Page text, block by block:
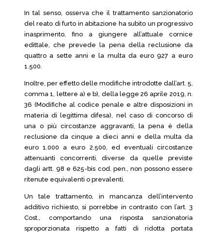
In tal senso, osserva che il trattamento sanzionatorio
del reato di furto in abitazione ha subito un progressivo
inasprimento, fino a giungere all’attuale cornice
edittale, che prevede la pena della reclusione da
quattro a sette anni e la multa da euro 927 a euro
1.500.
Inoltre, per effetto delle modifiche introdotte dall’art. 5,
comma 1, lettere a) e b), della legge 26 aprile 2019, n.
36 (Modifiche al codice penale e altre disposizioni in
materia di legittima difesa), nel caso di concorso di
una o più circostanze aggravanti, la pena è della
reclusione da cinque a dieci anni e della multa da
euro 1.000 a euro 2.500, ed eventuali circostanze
attenuanti concorrenti, diverse da quelle previste
dagli artt. 98 e 625-bis cod. pen., non possono essere
ritenute equivalenti o prevalenti.
Un tale trattamento, in mancanza dell’intervento
additivo richiesto, si porrebbe in contrasto con l’art. 3
Cost., comportando una risposta sanzionatoria
sproporzionata rispetto a fatti di ridotta portata